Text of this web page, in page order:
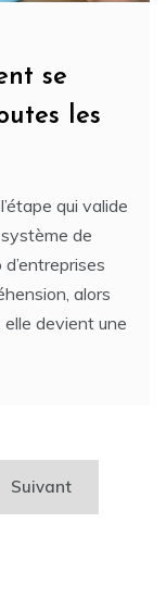
se
les
qui valide
de
alors
elle devient une
Suivant